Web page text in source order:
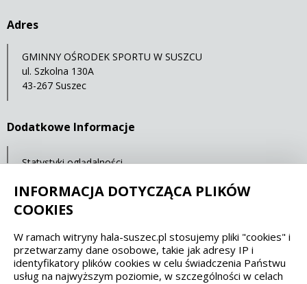
Adres
GMINNY OŚRODEK SPORTU W SUSZCU
ul. Szkolna 130A
43-267 Suszec
Dodatkowe Informacje
Statystyki oglądalności
Spełniamy standardy dostępności oraz W3C
WCAG 2.1 SECTION 508 EAA/EN 301549
INFORMACJA DOTYCZĄCA PLIKÓW
COOKIES
W ramach witryny hala-suszec.pl stosujemy pliki "cookies" i
przetwarzamy dane osobowe, takie jak adresy IP i
identyfikatory plików cookies w celu świadczenia Państwu
usług na najwyższym poziomie, w szczególności w celach